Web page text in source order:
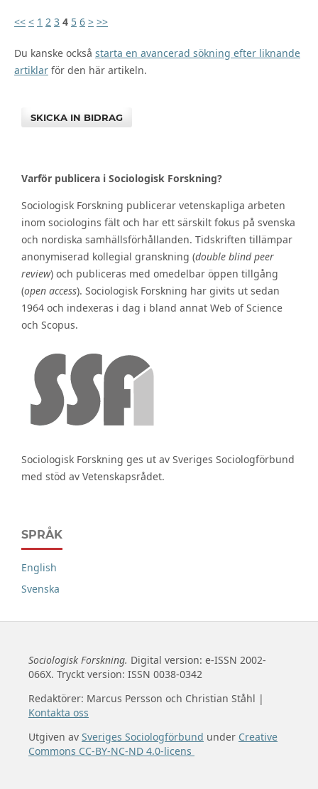
<< < 1 2 3 4 5 6 > >>
Du kanske också starta en avancerad sökning efter liknande
artiklarför den här artikeln.
SKICKA IN BIDRAG
Varför publicera i Sociologisk Forskning?
Sociologisk Forskning publicerar vetenskapliga arbeten
inom sociologins fält och har ett särskilt fokus på svenska
och nordiska samhällsförhållanden. Tidskriften tillämpar
anonymiserad kollegial granskning (double blind peer
review) och publiceras med omedelbar öppen tillgång
(open access). Sociologisk Forskning har givits ut sedan
1964 och indexeras i dag i bland annat Web of Science
och Scopus.
Sociologisk Forskning ges ut av Sveriges Sociologförbund
med stöd av Vetenskapsrådet.
SPRÅK
English
Svenska
Sociologisk Forskning. Digital version: e-ISSN 2002-
066X. Tryckt version: ISSN 0038-0342
Redaktörer: Marcus Persson och Christian Ståhl |
Kontakta oss
Utgiven av Sveriges Sociologförbund under Creative
Commons CC-BY-NC-ND 4.0-licens